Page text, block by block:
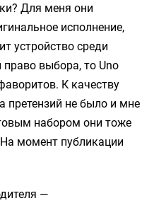
Для меня они
исполнение,
устройство среди
право выбора, то Uno
К качеству
претензий не было и мне
набором они тоже
момент публикации
—